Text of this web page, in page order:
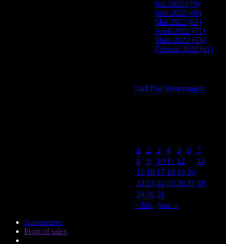
Juli 2022 (70)
Juni 2022 (66)
Mai 2022 (63)
April 2022 (71)
März 2022 (83)
Februar 2022 (61)
Dali Di4 Steuerungen
1
2 3 4 5 6
7
8
9 10 11 12
14
15 16 17 18 19 20
22 23 24 25 26 27 28
29 30 31
« Juli
Sep. »
Automotive
Point of sales